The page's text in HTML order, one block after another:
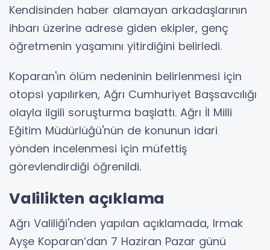
Kendisinden haber alamayan arkadaşlarının
ihbarı üzerine adrese giden ekipler, genç
öğretmenin yaşamını yitirdiğini belirledi.
Koparan'ın ölüm nedeninin belirlenmesi için
otopsi yapılırken, Ağrı Cumhuriyet Başsavcılığı
olayla ilgili soruşturma başlattı. Ağrı İl Milli
Eğitim Müdürlüğü'nün de konunun idari
yönden incelenmesi için müfettiş
görevlendirdiği öğrenildi.
Valilikten açıklama
Ağrı Valiliği'nden yapılan açıklamada, Irmak
Ayşe Koparan’dan 7 Haziran Pazar günü